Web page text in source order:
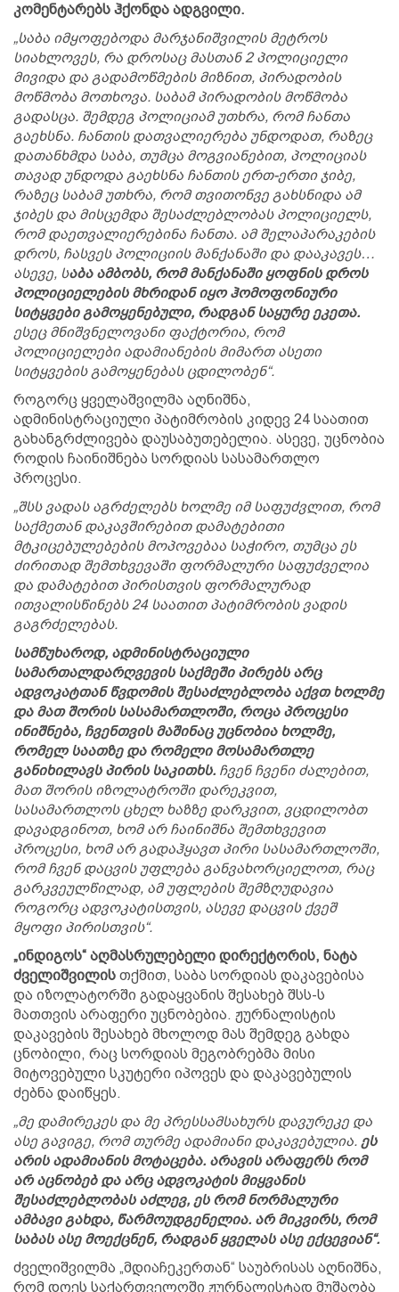
კომენტარებს ჰქონდა ადგვილი.
„საბა იმყოფებოდა მარჯანიშვილის მეტროს
სიახლოვეს, რა დროსაც მასთან 2 პოლიციელი
მივიდა და გადამოწმების მიზნით, პირადობის
მოწმობა მოთხოვა. საბამ პირადობის მოწმობა
გადასცა. შემდეგ პოლიციამ უთხრა, რომ ჩანთა
გაეხსნა. ჩანთის დათვალიერება უნდოდათ, რაზეც
დათანხმდა საბა, თუმცა მოგვიანებით, პოლიციას
თავად უნდოდა გაეხსნა ჩანთის ერთ-ერთი ჯიბე,
რაზეც საბამ უთხრა, რომ თვითონვე გახსნიდა ამ
ჯიბეს და მისცემდა შესაძლებლობას პოლიციელს,
რომ დაეთვალიერებინა ჩანთა. ამ შელაპარაკების
დროს, ჩასვეს პოლიციის მანქანაში და დააკავეს…
ასევე, საბა ამბობს, რომ მანქანაში ყოფნის დროს
პოლიციელების მხრიდან იყო ჰომოფონიური
სიტყვები გამოყენებული, რადგან საყურე ეკეთა.
ესეც მნიშვნელოვანი ფაქტორია, რომ
პოლიციელები ადამიანების მიმართ ასეთი
სიტყვების გამოყენებას ცდილობენ“.
როგორც ყველაშვილმა აღნიშნა,
ადმინისტრაციული პატიმრობის კიდევ 24 საათით
გახანგრძლივება დაუსაბუთებელია. ასევე, უცნობია
როდის ჩაინიშნება სორდიას სასამართლო
პროცესი.
„შსს ვადას აგრძელებს ხოლმე იმ საფუძვლით, რომ
საქმეთან დაკავშირებით დამატებითი
მტკიცებულებების მოპოვებაა საჭირო, თუმცა ეს
ძირითად შემთხვევაში ფორმალური საფუძველია
და დამატებით პირისთვის ფორმალურად
ითვალისწინებს 24 საათით პატიმრობის ვადის
გაგრძელებას.
სამწუხაროდ, ადმინისტრაციული
სამართალდარღვევის საქმეში პირებს არც
ადვოკატთან წვდომის შესაძლებლობა აქვთ ხოლმე
და მათ შორის სასამართლოში, როცა პროცესი
ინიშნება, ჩვენთვის მაშინაც უცნობია ხოლმე,
რომელ საათზე და რომელი მოსამართლე
განიხილავს პირის საკითხს. ჩვენ ჩვენი ძალებით,
მათ შორის იზოლატროში დარეკვით,
სასამართლოს ცხელ ხაზზე დარკვით, ვცდილობთ
დავადგინოთ, ხომ არ ჩაინიშნა შემთხვევით
პროცესი, ხომ არ გადაჰყავთ პირი სასამართლოში,
რომ ჩვენ დაცვის უფლება განვახორციელოთ, რაც
გარკვეულწილად, ამ უფლების შემზღუდავია
როგორც ადვოკატისთვის, ასევე დაცვის ქვეშ
მყოფი პირისთვის“.
„ინდიგოს“ აღმასრულებელი დირექტორის, ნატა
ძველიშვილის თქმით, საბა სორდიას დაკავებისა
და იზოლატორში გადაყვანის შესახებ შსს-ს
მათთვის არაფერი უცნობებია. ჟურნალისტის
დაკავების შესახებ მხოლოდ მას შემდეგ გახდა
ცნობილი, რაც სორდიას მეგობრებმა მისი
მიტოვებული სკუტერი იპოვეს და დაკავებულის
ძებნა დაიწყეს.
„მე დამირეკეს და მე პრესსამსახურს დავურეკე და
ასე გავიგე, რომ თურმე ადამიანი დაკავებულია. ეს
არის ადამიანის მოტაცება. არავის არაფერს რომ
არ აცნობებ და არც ადვოკატის მიყვანის
შესაძლებლობას აძლევ, ეს რომ ნორმალური
ამბავი გახდა, წარმოუდგენელია. არ მიკვირს, რომ
საბას ასე მოექცნენ, რადგან ყველას ასე ექცევიან“.
ძველიშვილმა „მდიაჩეკერთან“ საუბრისას აღნიშნა,
რომ დღეს საქართველოში ჟურნალისტად მუშაობა